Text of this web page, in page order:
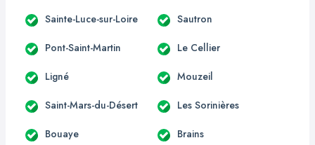
Sainte-Luce-sur-Loire Sautron
Pont-Saint-Martin Le Cellier
Ligné Mouzeil
Saint-Mars-du-Désert Les Sorinières
Bouaye Brains